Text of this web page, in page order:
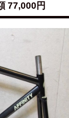
77,000円